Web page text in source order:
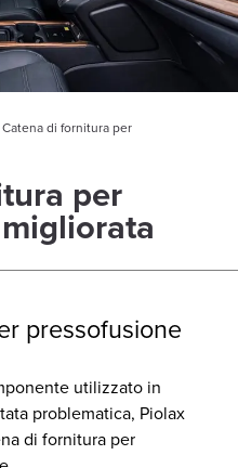
Catena di fornitura per
per
pressofusione
utilizzato in
problematica, Piolax
di fornitura per